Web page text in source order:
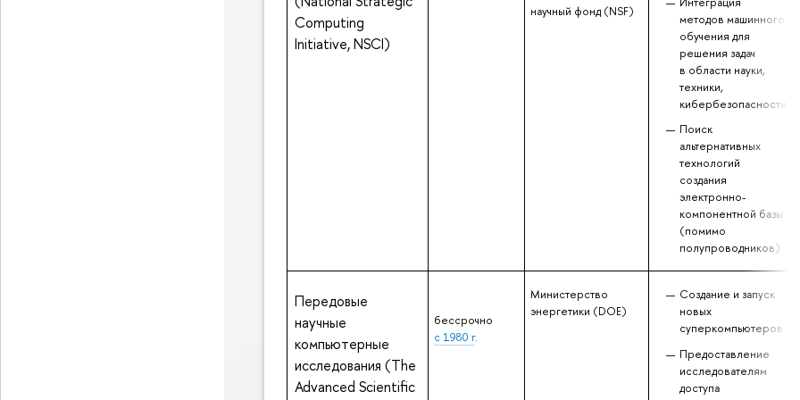
Computing
Initiative, NSCI)
научный фонд (NSF)
методов машинного
обучения для
решения задач
в области науки,
техники,
кибербезопасности
Поиск
альтернативных
технологий
создания
электронно-
компонентной базы
(помимо
полупроводников)
Передовые
научные
компьютерные
исследования (The
Advanced Scientific
бессрочно
с 1980 г.
Министерство
энергетики (DOE)
Создание и запуск
новых
суперкомпьютеров
Предоставление
исследователям
доступа